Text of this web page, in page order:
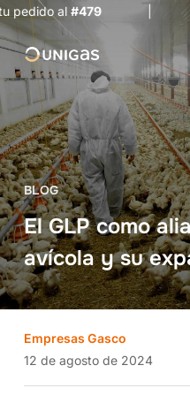
al#479 | Pago e
BLOG
El GLP como
avícola y su
Empresas Gasco
12 de agosto de 2024